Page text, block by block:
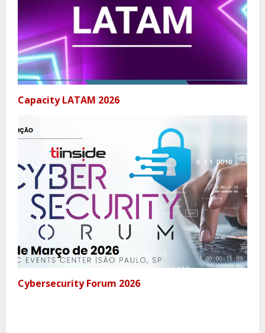
Capacity LATAM 2026
Cybersecurity Forum 2026